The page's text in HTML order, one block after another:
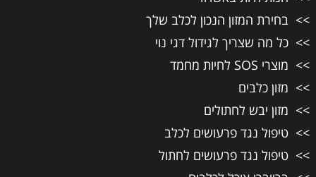
בחירת המזון הנכון לכלב שלך
כל מה שצריך לגידול דגי נוי
מוצרי SOS לחיות מחמד
מזון כלבים
מזון יבש לחתולים
טיפול נגד פרעושים לכלב
טיפול נגד פרעושים לחתול